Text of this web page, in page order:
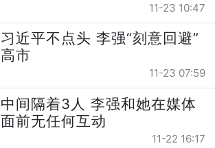
11-23 10:47
习近平不点头 李强“刻意回避”
高市
11-23 07:59
中间隔着3人 李强和她在媒体
面前无任何互动
11-22 16:17